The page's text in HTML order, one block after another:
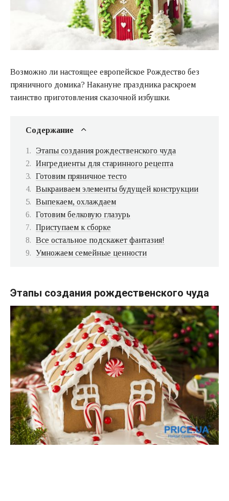
Возможно ли настоящее европейское Рождество без
пряничного домика? Накануне праздника раскроем
таинство приготовления сказочной избушки.
Содержание
Этапы создания рождественского чуда
Ингредиенты для старинного рецепта
Готовим пряничное тесто
Выкраиваем элементы будущей конструкции
Выпекаем, охлаждаем
Готовим белковую глазурь
Приступаем к сборке
Все остальное подскажет фантазия!
Умножаем семейные ценности
Этапы создания рождественского чуда